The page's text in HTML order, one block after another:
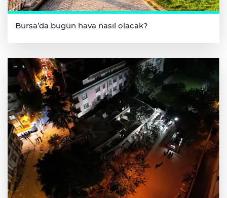
Bursa’da bugün hava nasıl olacak?